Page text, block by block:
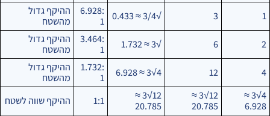
1
3
√3/4 ≈ 0.433
6.928:
1
ההיקף גדול
מהשטח
2
6
√3 ≈ 1.732
3.464:
1
ההיקף גדול
מהשטח
4
12
4√3 ≈ 6.928
1.732:
1
ההיקף גדול
מהשטח
4√3 ≈
6.928
12√3 ≈
20.785
12√3 ≈
20.785
1:1 ההיקף שווה לשטח